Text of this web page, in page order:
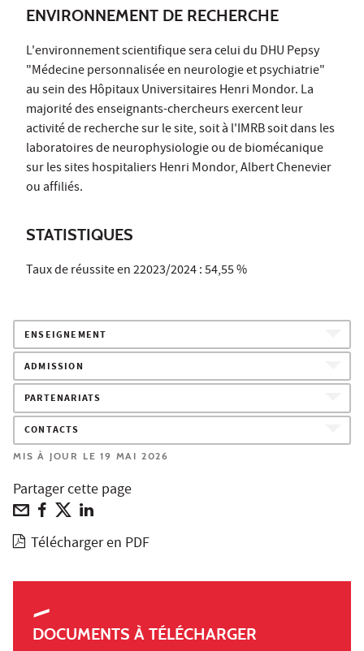
ENVIRONNEMENT DE RECHERCHE
L'environnement scientifique sera celui du DHU Pepsy
"Médecine personnalisée en neurologie et psychiatrie"
au sein des Hôpitaux Universitaires Henri Mondor. La
majorité des enseignants-chercheurs exercent leur
activité de recherche sur le site, soit à l'IMRB soit dans les
laboratoires de neurophysiologie ou de biomécanique
sur les sites hospitaliers Henri Mondor, Albert Chenevier
ou affiliés.
STATISTIQUES
Taux de réussite en 22023/2024 : 54,55 %
ENSEIGNEMENT
ADMISSION
PARTENARIATS
CONTACTS
MIS À JOUR LE 19 MAI 2026
Partager cette page
Télécharger en PDF
DOCUMENTS À TÉLÉCHARGER